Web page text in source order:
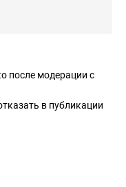
после модерации с
в публикации